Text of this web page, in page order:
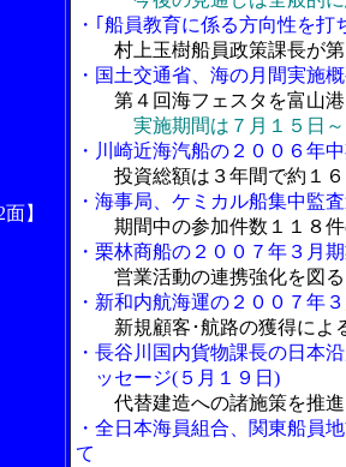
】
・｢船員教育に係る方向性を打
村上玉樹船員政策課長が
・国土交通省、海の月間実施
第４回海フェスタを富山
実施期間は７月１５日～
・川崎近海汽船の２００６年
投資総額は３年間で約１
・海事局、ケミカル船集中監
期間中の参加件数１１８
・栗林商船の２００７年３月
営業活動の連携強化を図る
・新和内航海運の２００７年
新規顧客･航路の獲得によ
・長谷川国内貨物課長の日本
ッセージ(５月１９日)
代替建造への諸施策を推進
・全日本海員組合、関東船員
て